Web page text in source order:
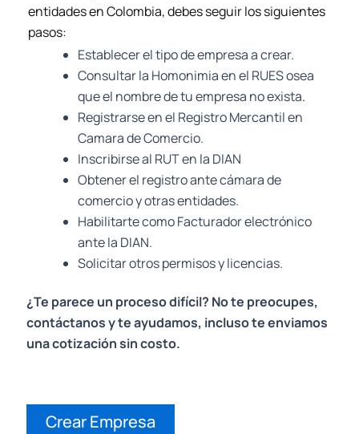
entidades en Colombia, debes seguir los siguientes
pasos:
Establecer el tipo de empresa a crear.
Consultar la Homonimia en el RUES osea
que el nombre de tu empresa no exista.
Registrarse en el Registro Mercantil en
Camara de Comercio.
Inscribirse al RUT en la DIAN
Obtener el registro ante cámara de
comercio y otras entidades.
Habilitarte como Facturador electrónico
ante la DIAN.
Solicitar otros permisos y licencias.
¿Te parece un proceso difícil? No te preocupes,
contáctanos y te ayudamos, incluso te enviamos
una cotización sin costo.
Crear Empresa